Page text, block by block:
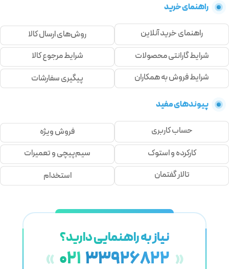
راهنمای خرید
راهنمای خرید آنلاین
روش‌های ارسال کالا
شرایط گارانتی محصولات
شرایط مرجوع کالا
شرایط فروش به همکاران
پیگیری سفارشات
پیوندهای مفید
حساب کاربری
فروش ویژه
کارکرده و استوک
سیم‌پیچی و تعمیرات
تالار گفتمان
استخدام
نیاز به راهنمایی دارید؟
« 021 33926822 »